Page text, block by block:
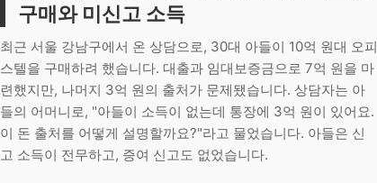
구매와 미신고 소득
최근 서울 강남구에서 온 상담으로, 30대 아들이 10억 원대 오피
스텔을 구매하려 했습니다. 대출과 임대보증금으로 7억 원을 마
련했지만, 나머지 3억 원의 출처가 문제됐습니다. 상담자는 아
들의 어머니로, "아들이 소득이 없는데 통장에 3억 원이 있어요.
이 돈 출처를 어떻게 설명할까요?"라고 물었습니다. 아들은 신
고 소득이 전무하고, 증여 신고도 없었습니다.